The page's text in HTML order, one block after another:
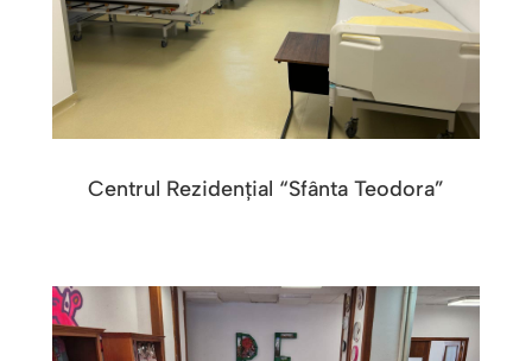
Centrul Rezidențial “Sfânta Teodora”